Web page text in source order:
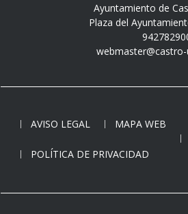
Ayuntamiento de
Plaza del
AVISO LEGAL
MAPA WEB
POLÍTICA DE PRIVACIDAD